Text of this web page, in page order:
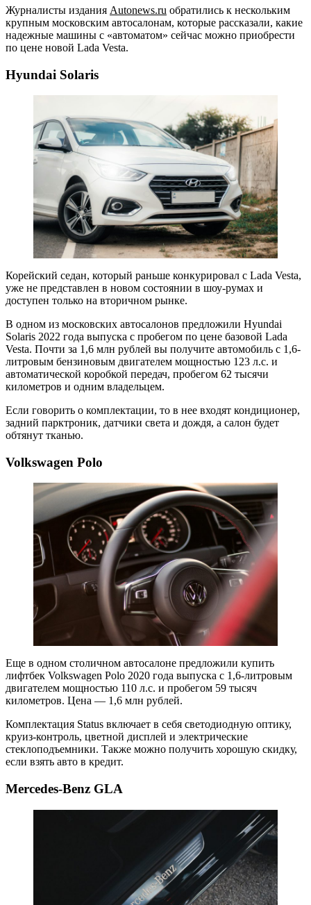
Журналисты издания Autonews.ru обратились к нескольким
крупным московским автосалонам, которые рассказали, какие
надежные машины с «автоматом» сейчас можно приобрести
по цене новой Lada Vesta.
Hyundai Solaris
Корейский седан, который раньше конкурировал с Lada Vesta,
уже не представлен в новом состоянии в шоу-румах и
доступен только на вторичном рынке.
В одном из московских автосалонов предложили Hyundai
Solaris 2022 года выпуска с пробегом по цене базовой Lada
Vesta. Почти за 1,6 млн рублей вы получите автомобиль с 1,6-
литровым бензиновым двигателем мощностью 123 л.с. и
автоматической коробкой передач, пробегом 62 тысячи
километров и одним владельцем.
Если говорить о комплектации, то в нее входят кондиционер,
задний парктроник, датчики света и дождя, а салон будет
обтянут тканью.
Volkswagen Polo
Еще в одном столичном автосалоне предложили купить
лифтбек Volkswagen Polo 2020 года выпуска с 1,6-литровым
двигателем мощностью 110 л.с. и пробегом 59 тысяч
километров. Цена — 1,6 млн рублей.
Комплектация Status включает в себя светодиодную оптику,
круиз-контроль, цветной дисплей и электрические
стеклоподъемники. Также можно получить хорошую скидку,
если взять авто в кредит.
Mercedes-Benz GLA